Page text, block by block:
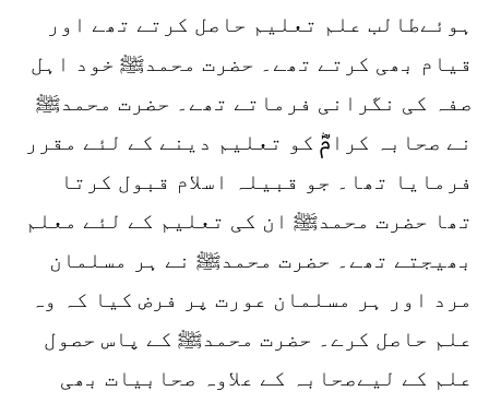
ہوئےطالب علم تعلیم حاصل کرتے تھے اور
قیام بھی کرتے تھے۔ حضرت محمدﷺ خود اہل
صفہ کی نگرانی فرماتے تھے۔ حضرت محمدﷺ
نے صحابہ کرامؓ کو تعلیم دینے کے لئے مقرر
فرمایا تھا۔ جو قبیلہ اسلام قبول کرتا
تھا حضرت محمدﷺ ان کی تعلیم کے لئے معلم
بھیجتے تھے۔ حضرت محمدﷺ نے ہر مسلمان
مرد اور ہر مسلمان عورت پر فرض کیا کہ وہ
علم حاصل کرے۔ حضرت محمدﷺ کے پاس حصول
علم کے لیےصحابہ کے علاوہ صحابیات بھی